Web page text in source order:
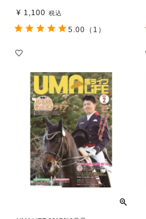
¥ 1,100 税込
5.00 （1）